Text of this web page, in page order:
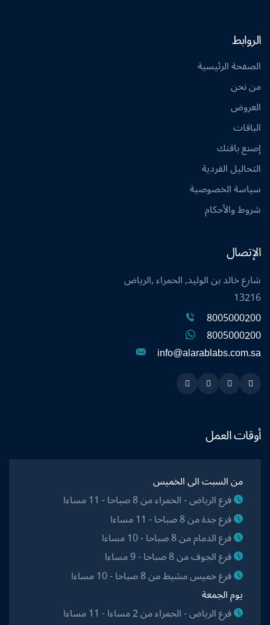
الروابط
الصفحة الرئيسية
من نحن
العروض
الباقات
إصنع باقتك
التحاليل الفردية
سياسة الخصوصية
شروط والأحكام
الإتصال
شارع خالد بن الوليد, الحمراء ,الرياض
13216
8005000200
8005000200
info@alarablabs.com.sa
Snapchat
Twitter
Linkedin
Instagram
أوقات العمل
من السبت الى الخميس
فرع الرياض - الحمراء من 8 صباحا - 11 مساءا
فرع جدة من 8 صباحا - 11 مساءا
فرع الدمام من 8 صباحا - 10 مساءا
فرع الجوف من 8 صباحا - 9 مساءا
فرع خميس مشيط من 8 صباحا - 10 مساءا
يوم الجمعة
فرع الرياض - الحمراء من 2 مساءا - 11 مساءا